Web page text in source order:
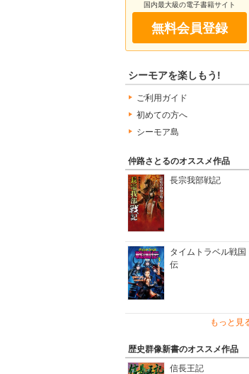
国内最大級の電子書籍サイト
無料会員登録
シーモアを楽しもう!
ご利用ガイド
初めての方へ
シーモア島
仲路さとるのオススメ作品
長宗我部戦記
タイムトラベル戦国
伝
もっと見
歴史群像新書のオススメ作品
信長王記